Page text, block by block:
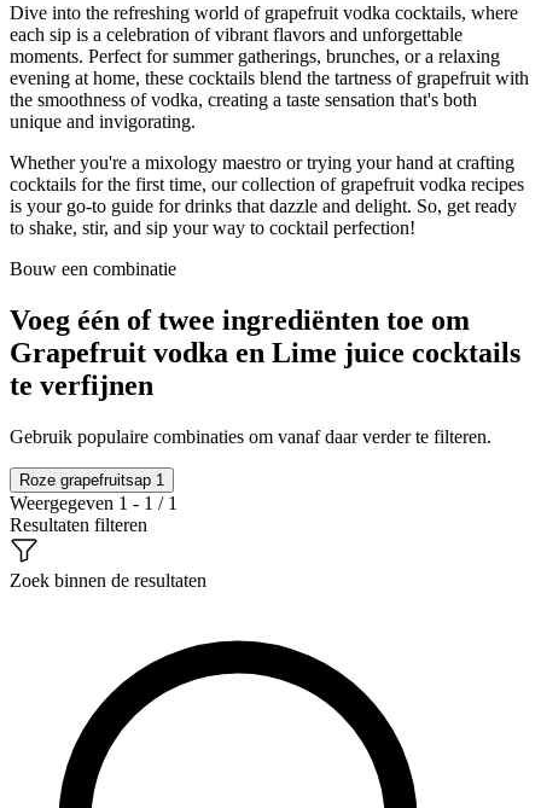
Dive into the refreshing world of grapefruit vodka cocktails, where
each sip is a celebration of vibrant flavors and unforgettable
moments. Perfect for summer gatherings, brunches, or a relaxing
evening at home, these cocktails blend the tartness of grapefruit with
the smoothness of vodka, creating a taste sensation that's both
unique and invigorating.
Whether you're a mixology maestro or trying your hand at crafting
cocktails for the first time, our collection of grapefruit vodka recipes
is your go-to guide for drinks that dazzle and delight. So, get ready
to shake, stir, and sip your way to cocktail perfection!
Bouw een combinatie
Voeg één of twee ingrediënten toe om
Grapefruit vodka en Lime juice cocktails
te verfijnen
Gebruik populaire combinaties om vanaf daar verder te filteren.
Roze grapefruitsap 1
Weergegeven 1 - 1 / 1
Resultaten filteren
Zoek binnen de resultaten